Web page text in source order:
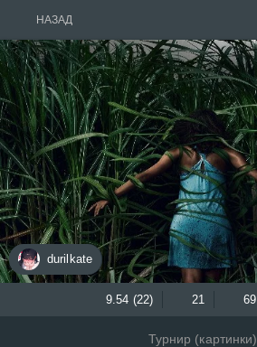
НАЗАД
durilkate
9.54 (22) 21 69
Турнир (картинки)